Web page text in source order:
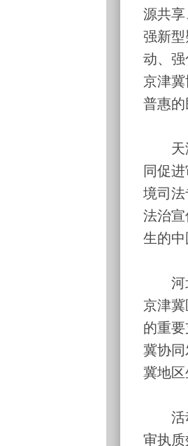
源共
强新
动、
京津
普惠的
天津
同促
境司
法治
生的中
河北
京津
的重
冀协
冀地区
活动
审执